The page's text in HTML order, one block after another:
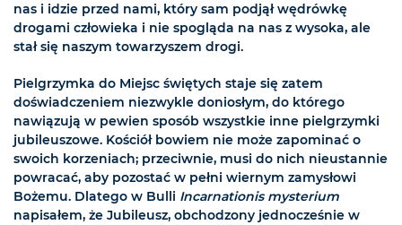
nas i idzie przed nami, który sam podjął wędrówkę
drogami człowieka i nie spogląda na nas z wysoka, ale
stał się naszym towarzyszem drogi.
Pielgrzymka do Miejsc świętych staje się zatem
doświadczeniem niezwykle doniosłym, do którego
nawiązują w pewien sposób wszystkie inne pielgrzymki
jubileuszowe. Kościół bowiem nie może zapominać o
swoich korzeniach; przeciwnie, musi do nich nieustannie
powracać, aby pozostać w pełni wiernym zamysłowi
Bożemu. Dlatego w Bulli Incarnationis mysterium
napisałem, że Jubileusz, obchodzony jednocześnie w